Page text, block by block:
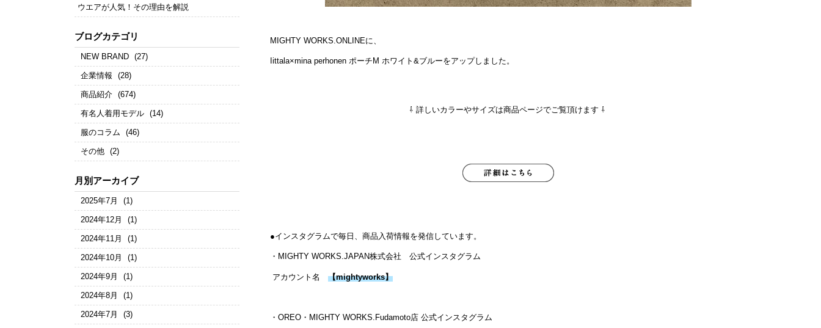
MIGHTY WORKS.ONLINEに、
Iittala×mina perhonen ポーチM ホワイト&ブルーをアップしました。
⇩ 詳しいカラーやサイズは商品ページでご覧頂けます ⇩
●インスタグラムで毎日、商品入荷情報を発信しています。
・MIGHTY WORKS.JAPAN株式会社 公式インスタグラム
アカウント名 【mightyworks】
・OREO・MIGHTY WORKS.Fudamoto店 公式インスタグラム
ウエアが人気！その理由を解説
ブログカテゴリ
NEW BRAND (27)
企業情報 (28)
商品紹介 (674)
有名人着用モデル (14)
服のコラム (46)
その他 (2)
月別アーカイブ
2025年7月 (1)
2024年12月 (1)
2024年11月 (1)
2024年10月 (1)
2024年9月 (1)
2024年8月 (1)
2024年7月 (3)